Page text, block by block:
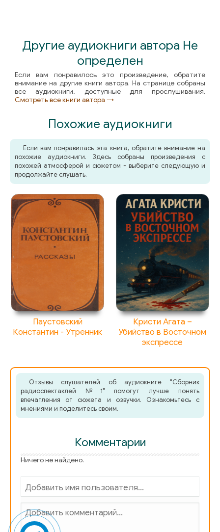
8
Лев Наумов - Однажды в Маньчжурии 0
2
5
6
Орловец Петр - Тайна двух корзин c01. Тайна двух
c02. Тайна двух корзин
c03. Тайна двух корзин
c04. Тайна двух корзин
c06. Тайна двух корзин
c07. Тайна двух корзин
c08. Тайна двух корзин
c10. Тайна двух корзин
c11. Тайна двух корзин
c13. Тайна двух корзин
c14. Тайна двух корзин
Другие аудиокниги автора Не
определен
Если вам понравилось это произведение, обратите
внимание на другие книги автора. На странице собраны
все аудиокниги, доступные для прослушивания.
Смотреть все книги автора →
Похожие аудиокниги
Если вам понравилась эта книга, обратите внимание на
похожие аудиокниги. Здесь собраны произведения с
похожей атмосферой и сюжетом - выберите следующую и
продолжайте слушать.
Паустовский
Константин - Утренник
Кристи Агата –
Убийство в Восточном
экспрессе
Отзывы слушателей об аудиокниге "Сборник
радиоспектаклей №1" помогут лучше понять
впечатления от сюжета и озвучки. Ознакомьтесь с
мнениями и поделитесь своим.
Комментарии
Ничего не найдено.